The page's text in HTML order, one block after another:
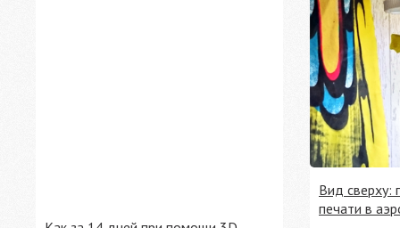
Вид сверху:
печати в